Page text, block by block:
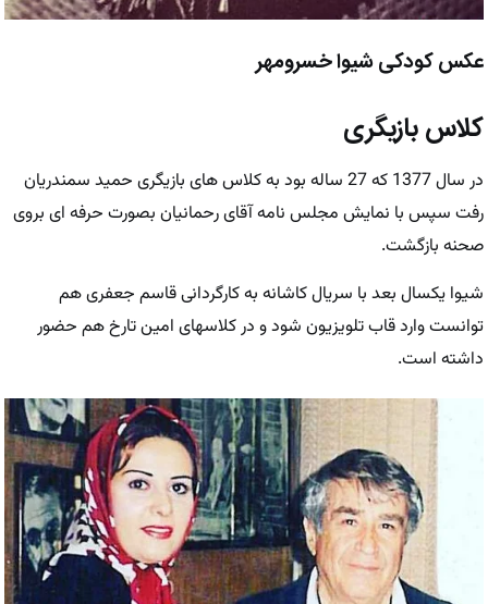
عکس کودکی شیوا خسرومهر
کلاس بازیگری
در سال 1377 که 27 ساله بود به کلاس های بازیگری حمید سمندریان
رفت سپس با نمایش مجلس نامه آقای رحمانیان بصورت حرفه ای بروی
صحنه بازگشت.
شیوا یکسال بعد با سریال کاشانه به کارگردانی قاسم جعفری هم
توانست وارد قاب تلویزیون شود و در کلاسهای امین تارخ هم حضور
داشته است.